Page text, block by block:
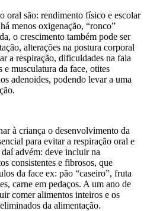
oral são: rendimento físico e escolar
menos oxigenação, “ronco”
o crescimento também pode ser
alterações na postura corporal
a respiração, dificuldades na fala
e musculatura da face, otites
adenoides, podendo levar a uma
à criança o desenvolvimento da
para evitar a respiração oral e
advém: deve incluir na
consistentes e fibrosos, que
da face ex: pão “caseiro”, fruta
carne em pedaços. A um ano de
comer alimentos inteiros e os
da alimentação.